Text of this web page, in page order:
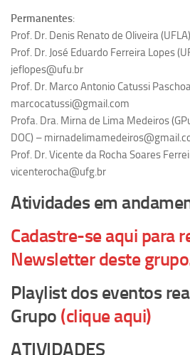
Estrutura do polo
Espaço de Eventos
Projetos
Ciência com Pipoca
Pint of Science
União Pró-Vacina
USP Analisa
Relatórios
Revista Estudos Avançados
Espaço Cultural
Permanentes:
Prof. Dr. Denis Renato de Oliveira (UFLA)
Prof. Dr. José Eduardo Ferreira Lopes
jeflopes@ufu.br
Prof. Dr. Marco Antonio Catussi
marcocatussi@gmail.com
Profa. Dra. Mirna de Lima Medeiros
DOC) –
Prof. Dr. Vicente da Rocha Soares
vicenterocha@ufg.br
Atividades em
Cadastre-se aqui para
Newsletter deste
Playlist dos eventos
Grupo (clique aqui)
ATIVIDADES